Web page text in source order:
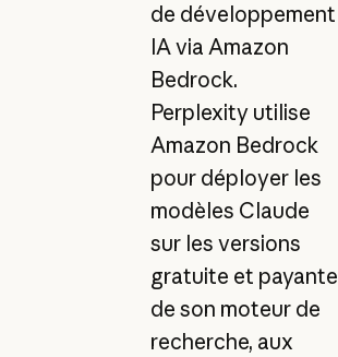
de développement
IA via Amazon
Bedrock.
Perplexity utilise
Amazon Bedrock
pour déployer les
modèles Claude
sur les versions
gratuite et payante
de son moteur de
recherche, aux